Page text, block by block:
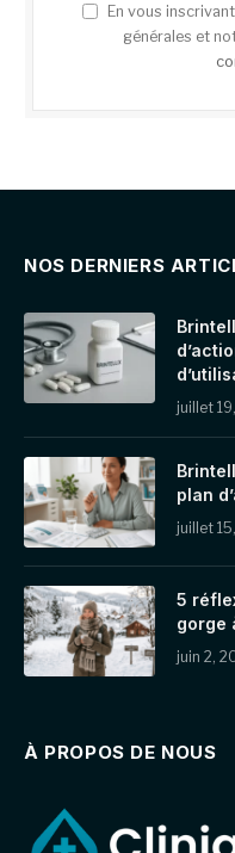
En vous
générales et
NOS DERNIERS
juillet
plan
juillet
5
gorge
juin 2,
À PROPOS DE NOUS